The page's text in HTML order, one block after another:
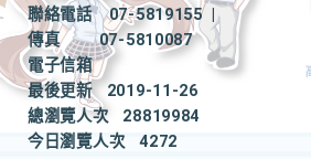
聯絡電話
07-5819155
|
傳真
07-5810087
電子信箱
最後更新
2019-11-26
總瀏覽人次
28819984
今日瀏覽人次
4272